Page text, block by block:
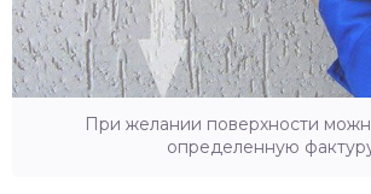
При желании поверхности
определенную